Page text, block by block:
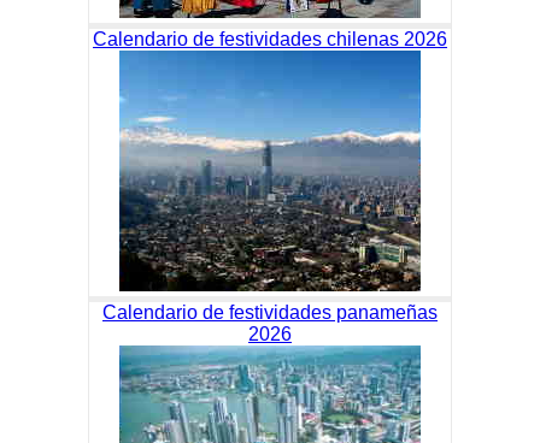
Calendario de festividades chilenas 2026
Calendario de festividades panameñas
2026